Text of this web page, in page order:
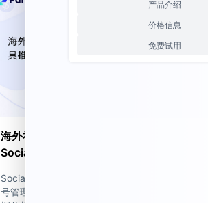
海外社媒多账号管理工具推荐｜
SocialEcho最高送$1888
SocialEcho助力海外社媒矩阵运营，提升多账
号管理效率，保障账号安全，支持AI创作与数